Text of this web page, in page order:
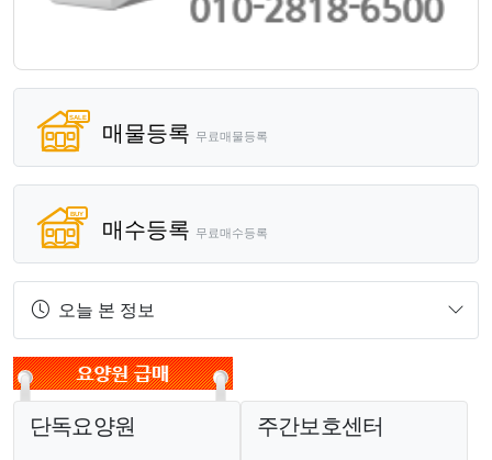
매물등록 무료매물등록
매수등록 무료매수등록
오늘 본 정보
단독요양원 주간보호센터